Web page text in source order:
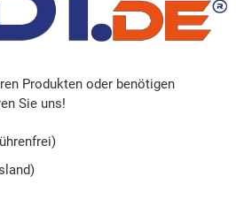
Produkten oder benötigen
Sie uns!